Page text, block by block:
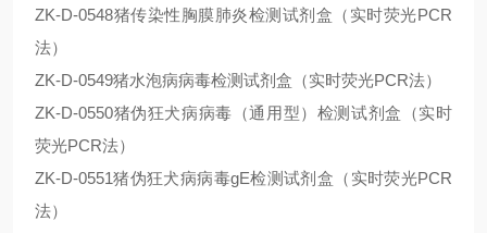
ZK-D-0548猪传染性胸膜肺炎检测试剂盒（实时荧光PCR
法）
ZK-D-0549猪水泡病病毒检测试剂盒（实时荧光PCR法）
ZK-D-0550猪伪狂犬病病毒（通用型）检测试剂盒（实时
荧光PCR法）
ZK-D-0551猪伪狂犬病病毒gE检测试剂盒（实时荧光PCR
法）